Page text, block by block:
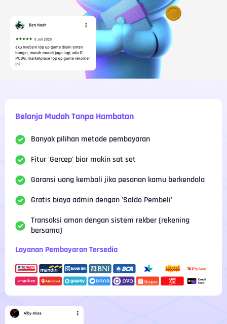
Belanja Mudah Tanpa Hambatan
Banyak pilihan metode pembayaran
Fitur 'Gercep' biar makin sat set
Garansi uang kembali jika pesanan kamu berkendala
Gratis biaya admin dengan 'Saldo Pembeli'
Transaksi aman dengan sistem rekber (rekening
bersama)
Layanan Pembayaran Tersedia